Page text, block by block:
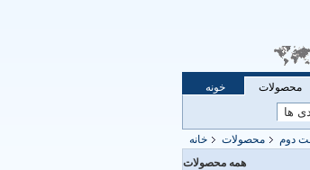
خونه محصولات
خانه
محصولات دوم
همه محصولات